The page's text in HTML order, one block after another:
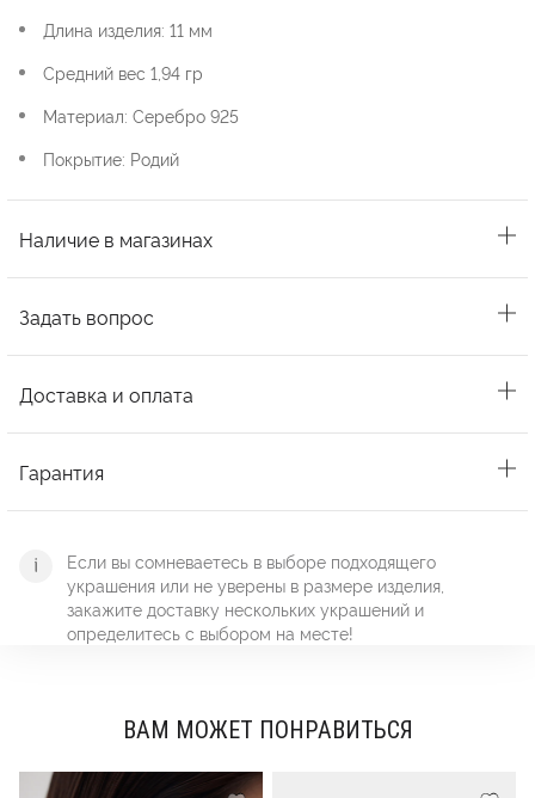
Длина изделия: 11 мм
Средний вес 1,94 гр
Материал: Серебро 925
Покрытие: Родий
Наличие в магазинах
Задать вопрос
Доставка и оплата
Гарантия
Если вы сомневаетесь в выборе подходящего
украшения или не уверены в размере изделия,
закажите доставку нескольких украшений и
определитесь с выбором на месте!
ВАМ МОЖЕТ ПОНРАВИТЬСЯ